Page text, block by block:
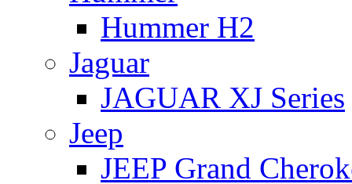
Hummer H2
Jaguar
JAGUAR XJ Series
Jeep
JEEP Grand